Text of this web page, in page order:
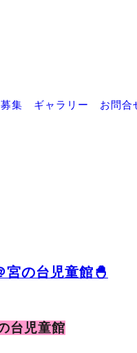
集 ギャラリー お問合
宮の台児童館🐣
台児童館